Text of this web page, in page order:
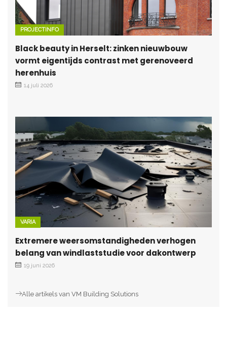
PROJECTINFO
Black beauty in Herselt: zinken nieuwbouw
vormt eigentijds contrast met gerenoveerd
herenhuis
14 juli 2026
VARIA
Extremere weersomstandigheden verhogen
belang van windlaststudie voor dakontwerp
19 juni 2026
Alle artikels van VM Building Solutions